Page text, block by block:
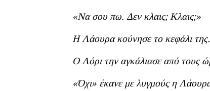
«Να σου πω. Δεν κλαις; Κλαις;»
Η Λάουρα κούνησε το κεφάλι
Ο Λόρι την αγκάλιασε από τους
«Όχι» έκανε με λυγμούς η